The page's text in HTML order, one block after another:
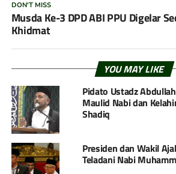
DON'T MISS
Musda Ke-3 DPD ABI PPU Digelar
Khidmat
YOU MAY LIKE
Pidato Ustadz
Maulid Nabi dan
Shadiq
Presiden dan Wakil
Teladani Nabi